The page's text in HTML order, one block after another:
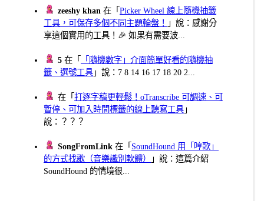
zeeshy khan 在「Picker Wheel 線上隨機抽籤
工具，可保存多個不同主題輪盤！
」說：感謝分
享這個實用的工具！🎉 如果有需要波...
5 在「
「隨機數字」介面簡單好看的隨機抽
籤、選號工具 」說：7 8 14 16 17 18 20 2...
在「打逐字稿更輕鬆！oTranscribe 可調速、可
暫停、可加入時間標籤的線上聽寫工具 」
說：？？？
SongFromLink 在「 SoundHound 用「哼歌」
的方式找歌（音樂識別軟體）
」說：這篇介紹
SoundHound 的情境很...